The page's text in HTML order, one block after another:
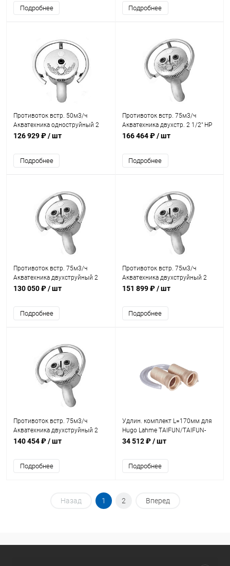
Подробнее Подробнее
Противоток встр. 50м3/ч
Акватехника одноструйный 2
1/2" НР пьезокнопка (универсал)
126 929 ₽/ шт
Подробнее
Противоток встр. 75м3/ч
Акватехника двухстр. 2 1/2" НР
пьезокнопка AISI 316
166 464 ₽/ шт
Подробнее
Противоток встр. 75м3/ч
Акватехника двухструйный 2
1/2" НР (универсал) (AT15.02)
130 050 ₽/ шт
Подробнее
Противоток встр. 75м3/ч
Акватехника двухструйный 2
1/2" НР AISI 316 (универсал)
151 899 ₽/ шт
Подробнее
Противоток встр. 75м3/ч
Акватехника двухструйный 2
1/2" НР пьезокнопка (универсал)
140 454 ₽/ шт
Подробнее
Удлин. комплект L=170мм для
Hugo Lahme TAIFUN/TAIFUN-
DUO 2 1/2" НР -ВР в компл. 2 шт
34 512 ₽/ шт
Подробнее
Назад 1 2 Вперед